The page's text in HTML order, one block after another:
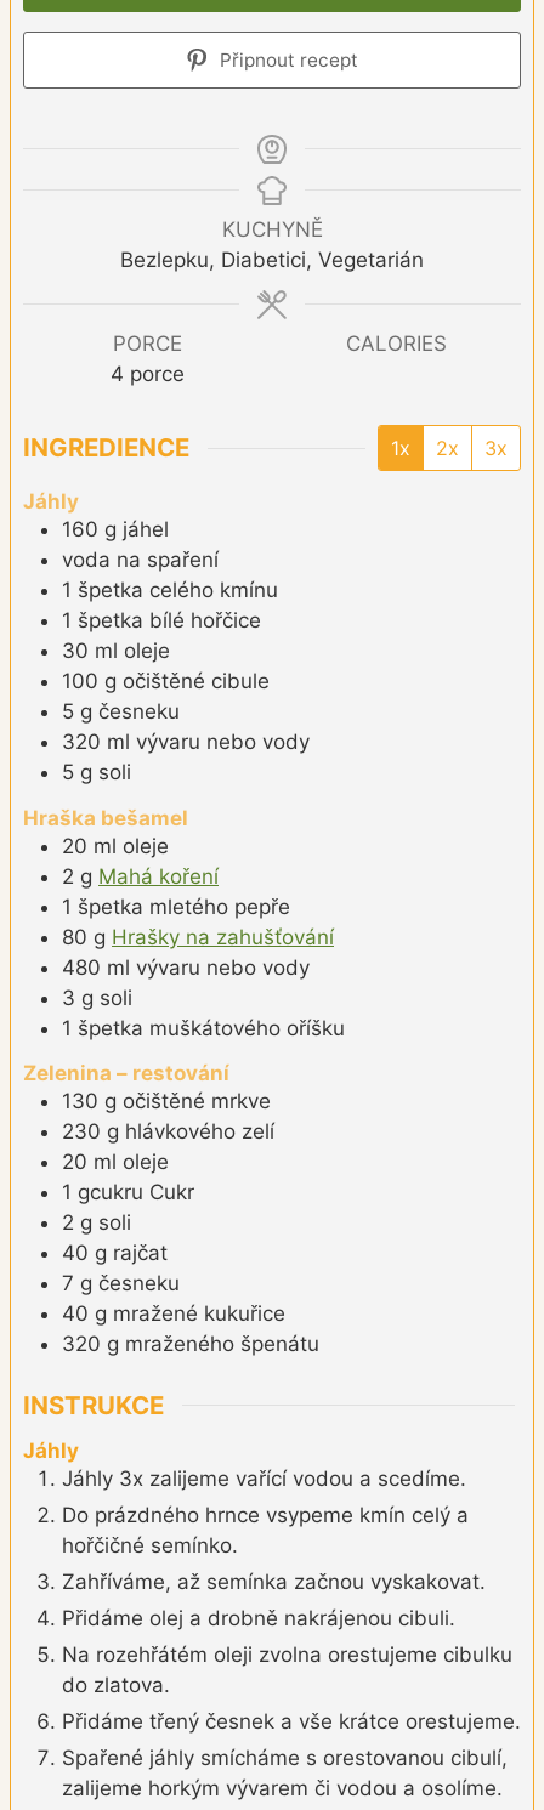
Připnout recept
KUCHYNĚ
Bezlepku, Diabetici, Vegetarián
PORCE
4 porce
CALORIES
INGREDIENCE 1x 2x 3x
Jáhly
160 g jáhel
voda na spaření
1 špetka celého kmínu
1 špetka bílé hořčice
30 ml oleje
100 g očištěné cibule
5 g česneku
320 ml vývaru nebo vody
5 g soli
Hraška bešamel
20 ml oleje
2 g Mahá koření
1 špetka mletého pepře
80 g Hrašky na zahušťování
480 ml vývaru nebo vody
3 g soli
1 špetka muškátového oříšku
Zelenina – restování
130 g očištěné mrkve
230 g hlávkového zelí
20 ml oleje
1 gcukru Cukr
2 g soli
40 g rajčat
7 g česneku
40 g mražené kukuřice
320 g mraženého špenátu
INSTRUKCE
Jáhly
Jáhly 3x zalijeme vařící vodou a scedíme.
Do prázdného hrnce vsypeme kmín celý a
hořčičné semínko.
Zahříváme, až semínka začnou vyskakovat.
Přidáme olej a drobně nakrájenou cibuli.
Na rozehřátém oleji zvolna orestujeme cibulku
do zlatova.
Přidáme třený česnek a vše krátce orestujeme.
Spařené jáhly smícháme s orestovanou cibulí,
zalijeme horkým vývarem či vodou a osolíme.